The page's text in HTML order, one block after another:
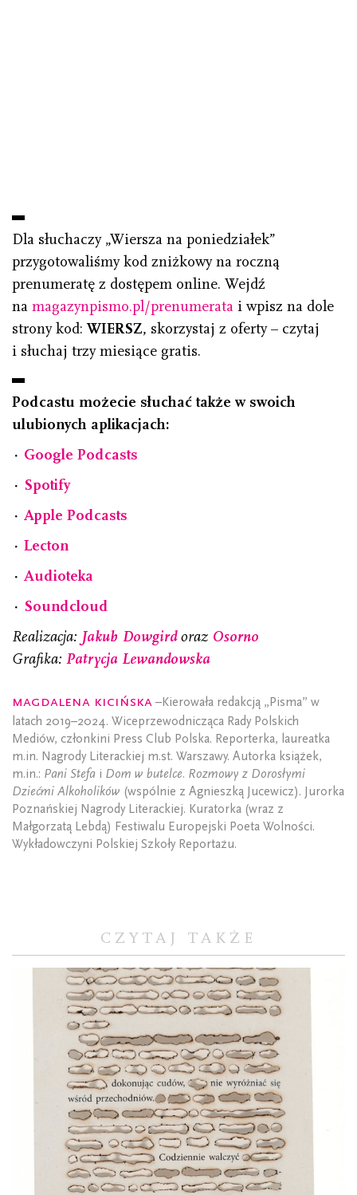
Dla słuchaczy „Wiersza na poniedziałek”
przygotowaliśmy kod zniżkowy na roczną
prenumeratę z dostępem online. Wejdź
na magazynpismo.pl/prenumerata i wpisz na dole
strony kod:WIERSZ, skorzystaj z oferty – czytaj
i słuchaj trzy miesiące gratis.
Podcastu możecie słuchać także w swoich
ulubionych aplikacjach:
⋅ Google Podcasts
⋅ Spotify
⋅ Apple Podcasts
⋅ Lecton
⋅ Audioteka
⋅ Soundcloud
Realizacja: Jakub Dowgirdoraz Osorno
Grafika: Patrycja Lewandowska
Magdalena Kicińska –Kierowała redakcją „Pisma” w
latach 2019–2024. Wiceprzewodnicząca Rady Polskich
Mediów, członkini Press Club Polska. Reporterka, laureatka
m.in. Nagrody Literackiej m.st. Warszawy. Autorka książek,
m.in.: Pani Stefa i Dom w butelce. Rozmowy z Dorosłymi
Dziećmi Alkoholików (wspólnie z Agnieszką Jucewicz). Jurorka
Poznańskiej Nagrody Literackiej. Kuratorka (wraz z
Małgorzatą Lebdą) Festiwalu Europejski Poeta Wolności.
Wykładowczyni Polskiej Szkoły Reportażu.
CZYTAJ TAKŻE